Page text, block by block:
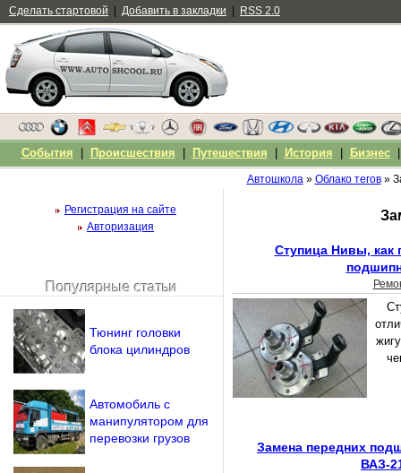
Автошкола» Облако тегов»
Ступица Нивы, как
Замена передних
ВАЗ-
Регистрация на сайте
Авторизация
Напомнить пароль?
Популярные статьи
Тюнинг головки
блока цилиндров
Автомобиль с
манипулятором для
перевозки грузов
Сделать стартовой Добавить в закладки RSS 2.0
События Происшествия Путешествия История Бизнес